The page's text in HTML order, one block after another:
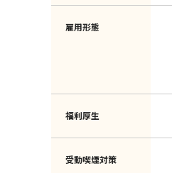
雇用形態
福利厚生
受動喫煙対策